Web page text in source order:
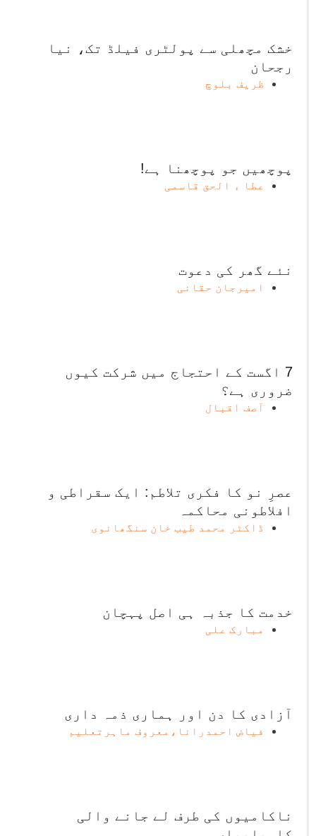
خشک مچھلی سے پولٹری فیلڈ تک، نیا
رجحان
ظریف بلوچ
پوچھیں جو پوچھنا ہے!
عطا ء الحق قاسمی
نئے گھر کی دعوت
امیرجان حقانی
7 اگست کے احتجاج میں شرکت کیوں
ضروری ہے؟
آصف اقبال
عصرِ نو کا فکری تلاطم: ایک سقراطی و
افلاطونی محاکمہ
ڈاکٹر محمد طیب خان سنگھانوی
خدمت کا جذبہ ہی اصل پہچان
مبارک علی
آزادی کا دن اور ہماری ذمہ داری
فیاض احمدرانا،معروف ماہرتعلیم
ناکامیوں کی طرف لے جانے والی